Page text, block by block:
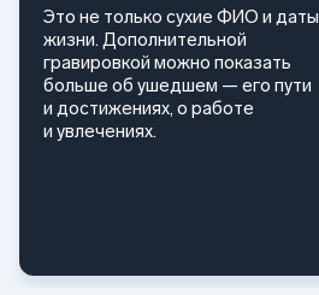
Это не только сухие ФИО и даты
жизни. Дополнительной
гравировкой можно показать
больше об ушедшем — его пути
и достижениях, о работе
и увлечениях.